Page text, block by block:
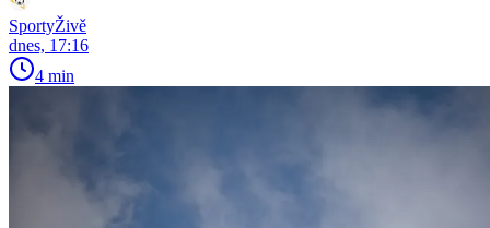
SportyŽivě
dnes, 17:16
4 min